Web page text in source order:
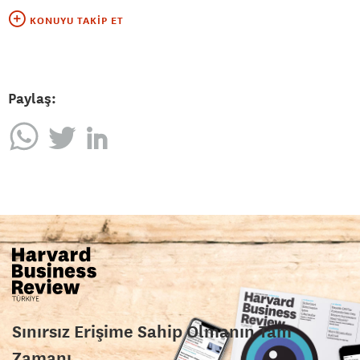
KONUYU TAKIP ET
Paylaş:
Sınırsız Erişime Sahip Olmanın Tam